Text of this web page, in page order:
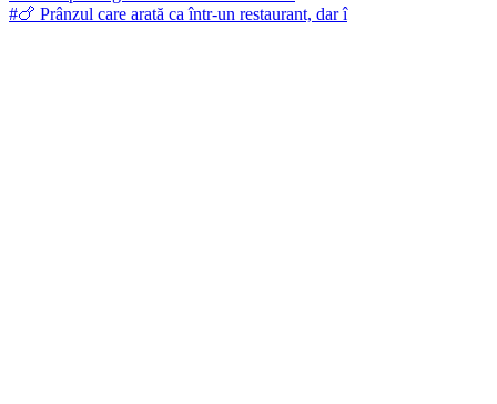
#🍗 Prânzul care arată ca într-un restaurant, dar î